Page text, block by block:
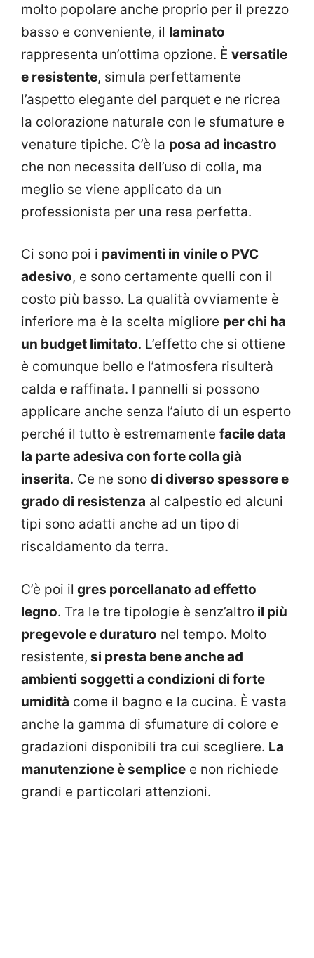
molto popolare anche proprio per il prezzo
basso e conveniente, il laminato
rappresenta un’ottima opzione. È versatile
e resistente, simula perfettamente
l’aspetto elegante del parquet e ne ricrea
la colorazione naturale con le sfumature e
venature tipiche. C’è la posa ad incastro
che non necessita dell’uso di colla, ma
meglio se viene applicato da un
professionista per una resa perfetta.
Ci sono poi i pavimenti in vinile o PVC
adesivo, e sono certamente quelli con il
costo più basso. La qualità ovviamente è
inferiore ma è la scelta migliore per chi ha
un budget limitato. L’effetto che si ottiene
è comunque bello e l’atmosfera risulterà
calda e raffinata. I pannelli si possono
applicare anche senza l’aiuto di un esperto
perché il tutto è estremamente facile data
la parte adesiva con forte colla già
inserita. Ce ne sono di diverso spessore e
grado di resistenza al calpestio ed alcuni
tipi sono adatti anche ad un tipo di
riscaldamento da terra.
C’è poi il gres porcellanato ad effetto
legno. Tra le tre tipologie è senz’altro il più
pregevole e duraturo nel tempo. Molto
resistente, si presta bene anche ad
ambienti soggetti a condizioni di forte
umidità come il bagno e la cucina. È vasta
anche la gamma di sfumature di colore e
gradazioni disponibili tra cui scegliere. La
manutenzione è semplice e non richiede
grandi e particolari attenzioni.